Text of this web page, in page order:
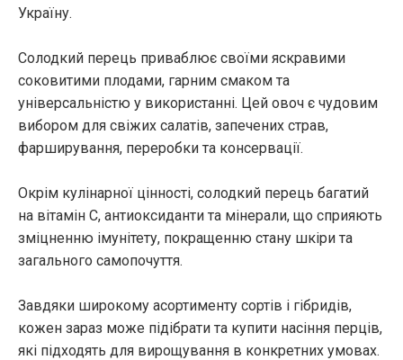
Україну.
Солодкий перець приваблює своїми яскравими
соковитими плодами, гарним смаком та
універсальністю у використанні. Цей овоч є чудовим
вибором для свіжих салатів, запечених страв,
фарширування, переробки та консервації.
Окрім кулінарної цінності, солодкий перець багатий
на вітамін С, антиоксиданти та мінерали, що сприяють
зміцненню імунітету, покращенню стану шкіри та
загального самопочуття.
Завдяки широкому асортименту сортів і гібридів,
кожен зараз може підібрати та купити насіння перців,
які підходять для вирощування в конкретних умовах.